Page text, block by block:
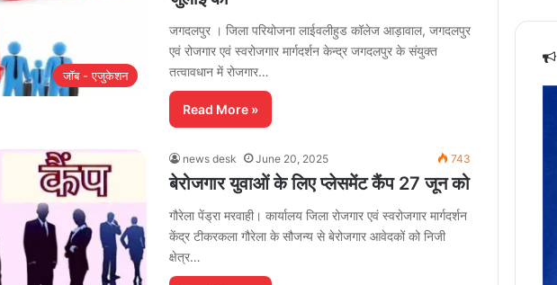
जॉब - एजुकेशन
जगदलपुर । जिला परियोजना लाईवलीहुड कॉलेज आड़ावाल, जगदलपुर
एवं रोजगार एवं स्वरोजगार मार्गदर्शन केन्द्र जगदलपुर के संयुक्त
तत्वावधान में रोजगार…
Read More »
news desk June 20, 2025 743
बेरोजगार युवाओं के लिए प्लेसमेंट कैंप 27 जून को
गौरेला पेंड्रा मरवाही। कार्यालय जिला रोजगार एवं स्वरोजगार मार्गदर्शन
केंद्र टीकरकला गौरेला के सौजन्य से बेरोजगार आवेदकों को निजी
क्षेत्र…